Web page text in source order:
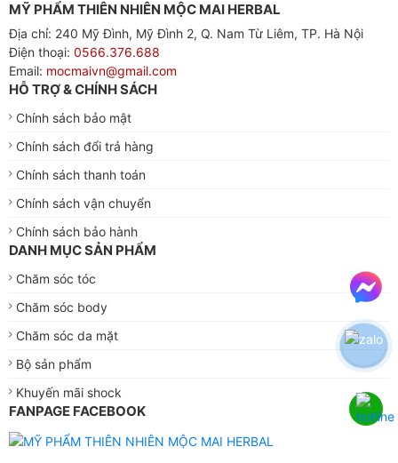
MỸ PHẨM THIÊN NHIÊN MỘC MAI HERBAL
Địa chỉ: 240 Mỹ Đình, Mỹ Đình 2, Q. Nam Từ Liêm, TP. Hà Nội
Điện thoại: 0566.376.688
Email: mocmaivn@gmail.com
HỖ TRỢ & CHÍNH SÁCH
Chính sách bảo mật
Chính sách đổi trả hàng
Chính sách thanh toán
Chính sách vận chuyển
Chính sách bảo hành
DANH MỤC SẢN PHẨM
Chăm sóc tóc
Chăm sóc body
Chăm sóc da mặt
Bộ sản phẩm
Khuyến mãi shock
FANPAGE FACEBOOK